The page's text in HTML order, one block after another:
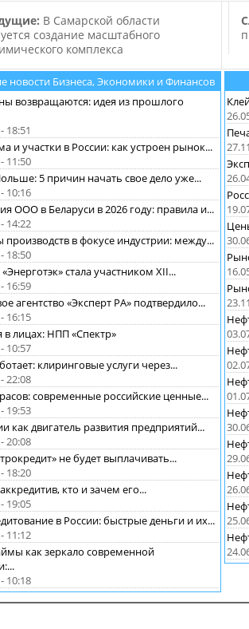
В Самарской области
создание масштабного
комплекса
новости Бизнеса, Экономики и Финансов
возвращаются: идея из прошлого
18:51
и участки в России: как устроен рынок...
11:50
5 причин начать свое дело уже...
10:16
ООО в Беларуси в 2026 году: правила и...
14:22
в фокусе индустрии: между...
18:50
стала участником XII...
16:59
агентство «Эксперт РА» подтвердило...
16:15
в лицах: НПП «Спектр»
10:57
клиринговые услуги через...
22:08
современные российские ценные...
19:53
как двигатель развития предприятий...
20:08
не будет выплачивать...
18:20
кто и зачем его...
19:05
в России: быстрые деньги и их...
11:12
как зеркало современной
10:18